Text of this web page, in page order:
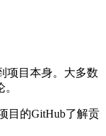
项目本身。大多数
目的GitHub了解贡